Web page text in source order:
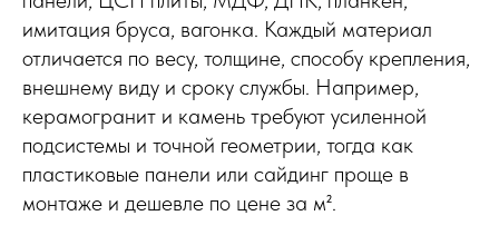
имитация бруса, вагонка. Каждый материал
отличается по весу, толщине, способу крепления,
внешнему виду и сроку службы. Например,
керамогранит и камень требуют усиленной
подсистемы и точной геометрии, тогда как
пластиковые панели или сайдинг проще в
монтаже и дешевле по цене за м².